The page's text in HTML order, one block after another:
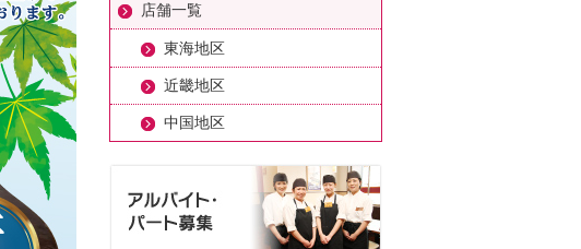
店舗一覧
東海地区
近畿地区
中国地区